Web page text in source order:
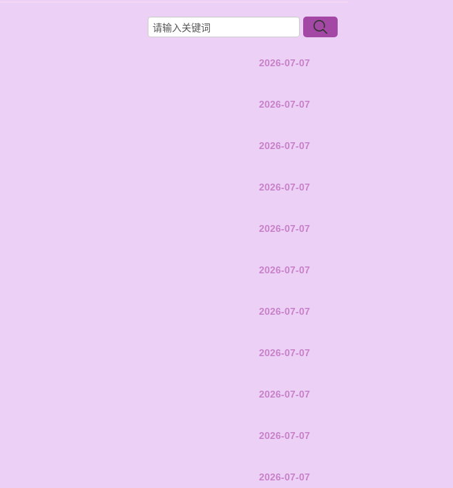
2026-07-07
2026-07-07
2026-07-07
2026-07-07
2026-07-07
2026-07-07
2026-07-07
2026-07-07
2026-07-07
2026-07-07
2026-07-07